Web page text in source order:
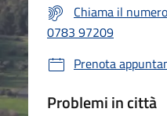
Chiama il
0783 97209
Prenota
Problemi in città